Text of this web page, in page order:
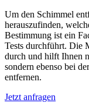
Um den Schimmel
herauszufinden,
Bestimmung ist ein
Tests durchführt. Die
durch und hilft Ihnen
sondern ebenso bei
entfernen.
Jetzt anfragen